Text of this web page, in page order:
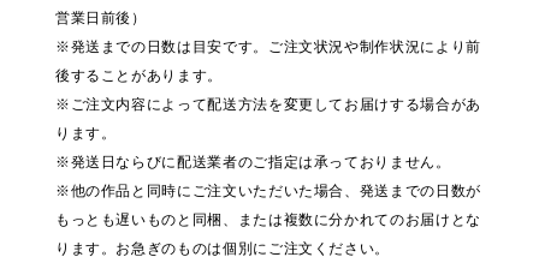
営業日前後）
※発送までの日数は目安です。ご注文状況や制作状況により前
後することがあります。
※ご注文内容によって配送方法を変更してお届けする場合があ
ります。
※発送日ならびに配送業者のご指定は承っておりません。
※他の作品と同時にご注文いただいた場合、発送までの日数が
もっとも遅いものと同梱、または複数に分かれてのお届けとな
ります。お急ぎのものは個別にご注文ください。